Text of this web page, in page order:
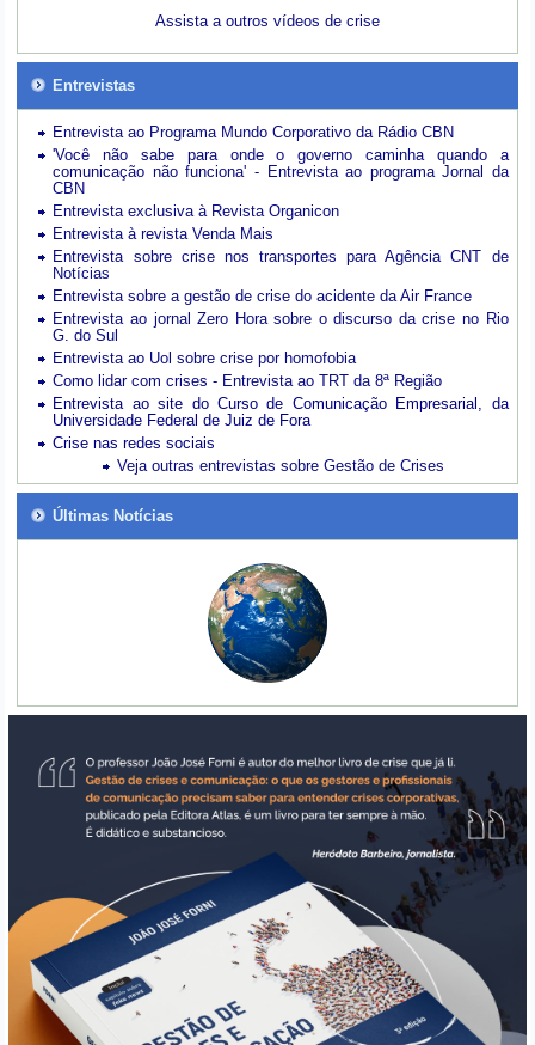
Assista a outros vídeos de crise
Entrevistas
Entrevista ao Programa Mundo Corporativo da Rádio CBN
'Você não sabe para onde o governo caminha quando a
comunicação não funciona' - Entrevista ao programa Jornal da
CBN
Entrevista exclusiva à Revista Organicon
Entrevista à revista Venda Mais
Entrevista sobre crise nos transportes para Agência CNT de
Notícias
Entrevista sobre a gestão de crise do acidente da Air France
Entrevista ao jornal Zero Hora sobre o discurso da crise no Rio
G. do Sul
Entrevista ao Uol sobre crise por homofobia
Como lidar com crises - Entrevista ao TRT da 8ª Região
Entrevista ao site do Curso de Comunicação Empresarial, da
Universidade Federal de Juiz de Fora
Crise nas redes sociais
Veja outras entrevistas sobre Gestão de Crises
Últimas Notícias